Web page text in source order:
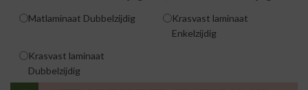
Matlaminaat Dubbelzijdig
Krasvast laminaat
Enkelzijdig
Krasvast laminaat
Dubbelzijdig